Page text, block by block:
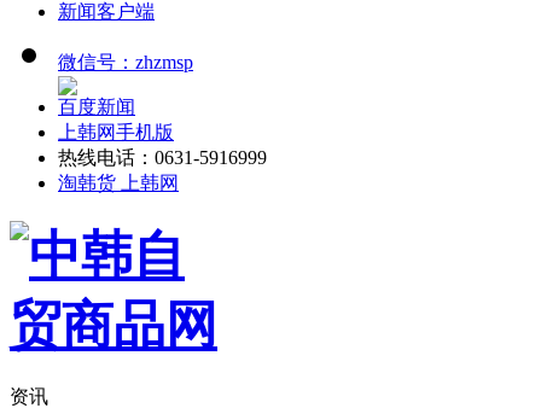
新闻客户端
微信号：zhzmsp
百度新闻
上韩网手机版
热线电话：0631-5916999
淘韩货 上韩网
资讯